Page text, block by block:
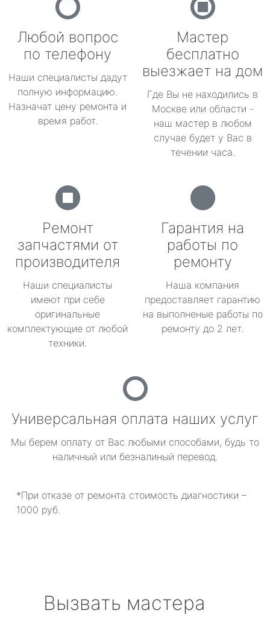
Любой вопрос
по телефону
Наши специалисты дадут
полную информацию.
Назначат цену ремонта и
время работ.
Мастер
бесплатно
выезжает на дом
Где Вы не находились в
Москве или области -
наш мастер в любом
случае будет у Вас в
течении часа.
Ремонт
запчастями от
производителя
Наши специалисты
имеют при себе
оригинальные
комплектующие от любой
техники.
Гарантия на
работы по
ремонту
Наша компания
предоставляет гарантию
на выполненые работы по
ремонту до 2 лет.
Универсальная оплата наших услуг
Мы берем оплату от Вас любыми способами, будь то
наличный или безналиный перевод.
*При отказе от ремонта стоимость диагностики –
1000 руб.
Вызвать мастера